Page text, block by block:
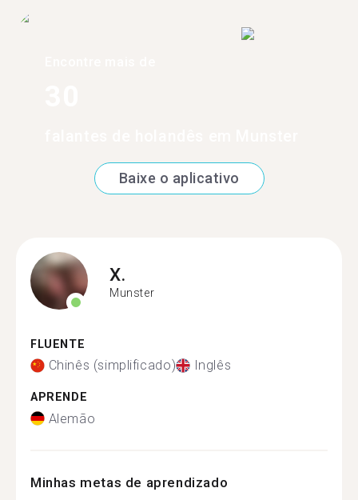
Baixe o aplicativo
X.
Munster
FLUENTE
Chinês (simplificado) Inglês
APRENDE
Alemão
Minhas metas de aprendizado